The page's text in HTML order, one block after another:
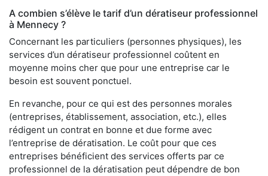
A combien s’élève le tarif d’un dératiseur professionnel
à Mennecy ?
Concernant les particuliers (personnes physiques), les
services d’un dératiseur professionnel coûtent en
moyenne moins cher que pour une entreprise car le
besoin est souvent ponctuel.
En revanche, pour ce qui est des personnes morales
(entreprises, établissement, association, etc.), elles
rédigent un contrat en bonne et due forme avec
l’entreprise de dératisation. Le coût pour que ces
entreprises bénéficient des services offerts par ce
professionnel de la dératisation peut dépendre de bon